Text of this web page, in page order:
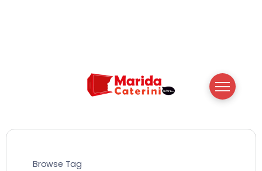
Browse Tag